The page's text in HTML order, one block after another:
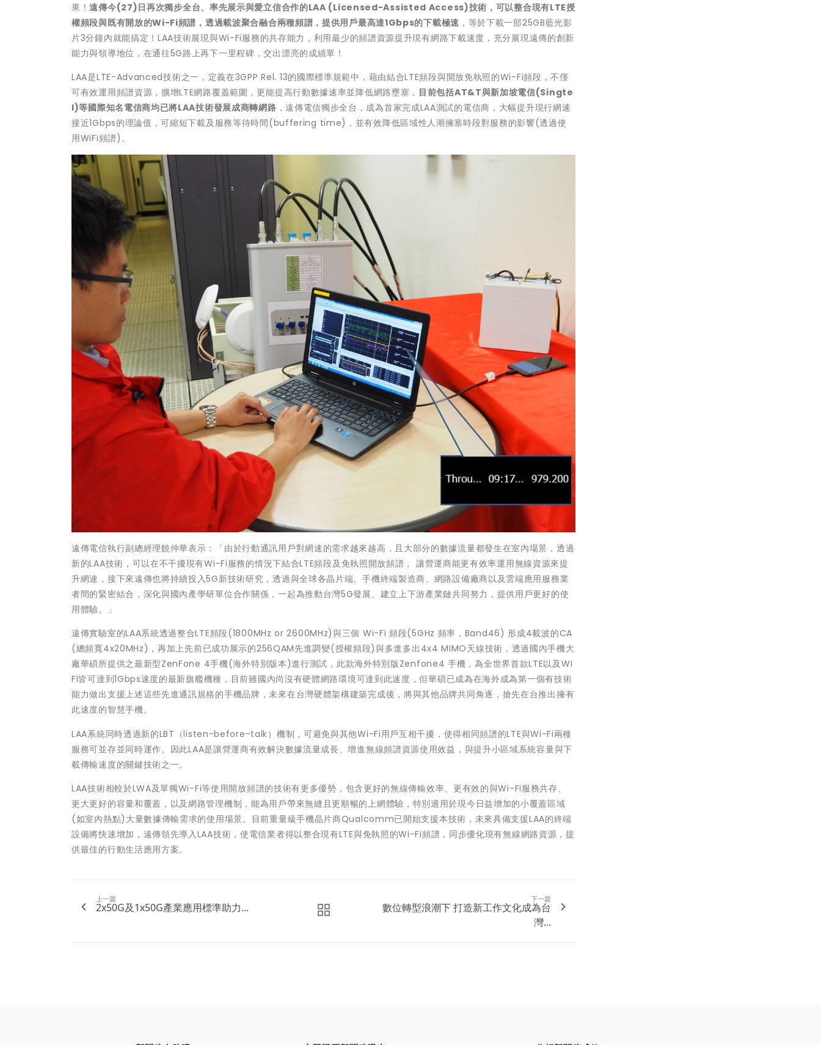
果！遠傳今(27)日再次獨步全台、率先展示與愛立信合作的LAA (Licensed-Assisted Access)技術，可以整合現有LTE授
權頻段與既有開放的Wi-Fi頻譜，透過載波聚合融合兩種頻譜，提供用戶最高達1Gbps的下載極速 ，等於下載一部25GB藍光影
片3分鐘內就能搞定！LAA技術展現與Wi-Fi服務的共存能力，利用最少的頻譜資源提升現有網路下載速度，充分展現遠傳的創新
能力與領導地位，在通往5G路上再下一里程碑，交出漂亮的成績單！
LAA是LTE-Advanced技術之一，定義在3GPP Rel. 13的國際標準規範中，藉由結合LTE頻段與開放免執照的Wi-Fi頻段，不僅
可有效運用頻譜資源，擴增LTE網路覆蓋範圍，更能提高行動數據速率並降低網路壅塞， 目前包括AT&T與新加坡電信(Singte
l)等國際知名電信商均已將LAA技術發展成商轉網路 ，遠傳電信獨步全台，成為首家完成LAA測試的電信商，大幅提升現行網速
接近1Gbps的理論值，可縮短下載及服務等待時間(buffering time)，並有效降低區域性人潮擁塞時段對服務的影響(透過使
用WiFi頻譜)。
遠傳電信執行副總經理饒仲華表示：「由於行動通訊用戶對網速的需求越來越高，且大部分的數據流量都發生在室內場景，透過
新的LAA技術，可以在不干擾現有Wi-Fi服務的情況下結合LTE頻段及免執照開放頻譜， 讓營運商能更有效率運用無線資源來提
升網速，接下來遠傳也將持續投入5G新技術研究，透過與全球各晶片端、手機終端製造商、網路設備廠商以及雲端應用服務業
者間的緊密結合，深化與國內產學研單位合作關係，一起為推動台灣5G發展、建立上下游產業鏈共同努力，提供用戶更好的使
用體驗。」
遠傳實驗室的LAA系統透過整合LTE頻段(1800MHz or 2600MHz)與三個 Wi-Fi 頻段(5GHz 頻率，Band46) 形成4載波的CA
(總頻寬4x20MHz)，再加上先前已成功展示的256QAM先進調變(授權頻段)與多進多出4x4 MIMO天線技術，透過國內手機大
廠華碩所提供之最新型ZenFone 4手機(海外特別版本)進行測試，此款海外特別版Zenfone4 手機，為全世界首款LTE以及WI
FI皆可達到1Gbps速度的最新旗艦機種，目前雖國內尚沒有硬體網路環境可達到此速度，但華碩已成為在海外成為第一個有技術
能力做出支援上述這些先進通訊規格的手機品牌，未來在台灣硬體架構建築完成後，將與其他品牌共同角逐，搶先在台推出擁有
此速度的智慧手機。
LAA系統同時透過新的LBT（listen-before-talk）機制，可避免與其他Wi-Fi用戶互相干擾，使得相同頻譜的LTE與Wi-Fi兩種
服務可並存並同時運作。因此LAA是讓營運商有效解決數據流量成長、增進無線頻譜資源使用效益，與提升小區域系統容量與下
載傳輸速度的關鍵技術之一。
LAA技術相較於LWA及單獨Wi-Fi等使用開放頻譜的技術有更多優勢，包含更好的無線傳輸效率、更有效的與Wi-Fi服務共存、
更大更好的容量和覆蓋，以及網路管理機制，能為用戶帶來無縫且更順暢的上網體驗，特別適用於現今日益增加的小覆蓋區域
(如室內熱點)大量數據傳輸需求的使用場景。目前重量級手機晶片商Qualcomm已開始支援本技術，未來具備支援LAA的終端
設備將快速增加，遠傳領先導入LAA技術，使電信業者得以整合現有LTE與免執照的Wi-Fi頻譜，同步優化現有無線網路資源，提
供最佳的行動生活應用方案。
上一篇
2x50G及1x50G產業應用標準助力...
下一篇
數位轉型浪潮下 打造新工作文化成為台
灣...